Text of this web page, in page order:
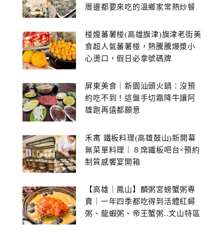
厝邊都要來吃的溫鄉家常熱炒餐
椪嫂蕃薯椪(高雄旗津)旗津老街美
食超人氣蕃薯椪，熱騰騰爆漿小
心燙口，假日必拿號碼牌
屏東美食｜新園汕頭火鍋：沒預
約吃不到！這盤手切霜降牛讓阿
雄跑再遠都願意
禾寓 鐵板料理(高雄鼓山)新開幕
無菜單料理｜８席鐵板吧台×預約
制質感饗宴開箱
【高雄｜鳳山】麟粥宮螃蟹粥專
賣｜一年四季都吃得到活體紅蟳
粥、龍蝦粥、帝王蟹粥..文山特區